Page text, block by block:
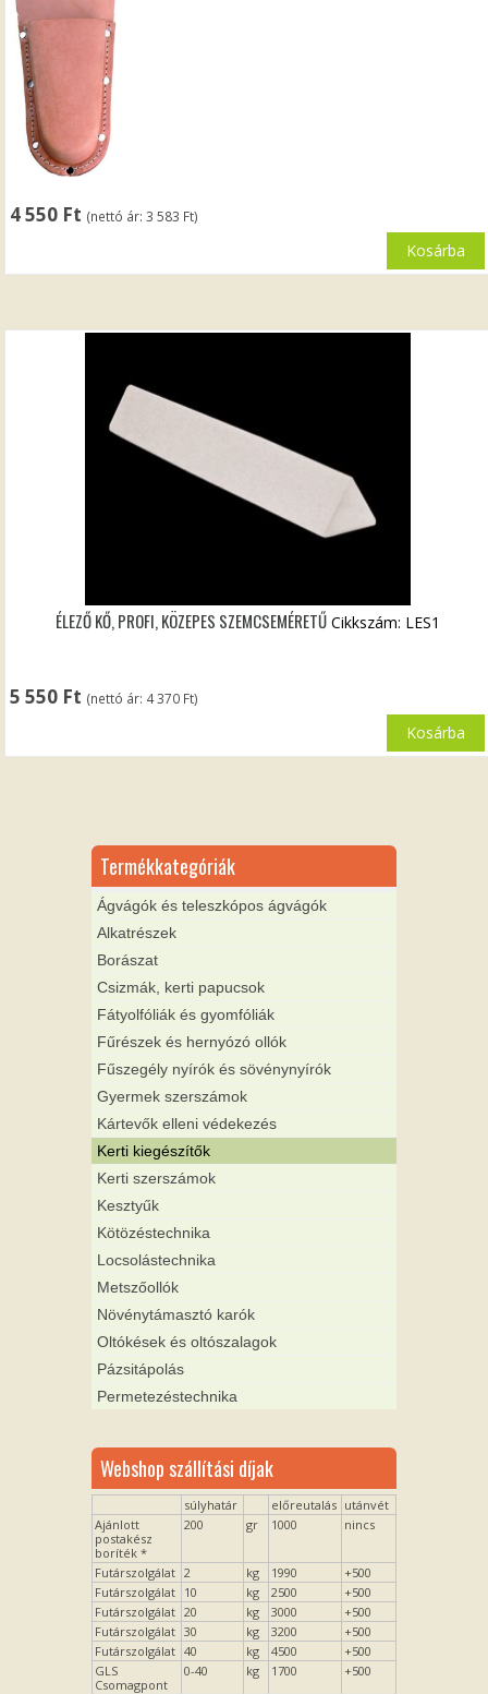
4 550 Ft (nettó ár:3 583 Ft)
Kosárba
ÉLEZŐ KŐ, PROFI, KÖZEPES SZEMCSEMÉRETŰ
5 550 Ft (nettó ár: 4 370 Ft)
Cikkszám: LES1
Kosárba
Termékkategóriák
Ágvágók és teleszkópos ágvágók
Alkatrészek
Borászat
Csizmák, kerti papucsok
Fátyolfóliák és gyomfóliák
Fűrészek és hernyózó ollók
Fűszegély nyírók és sövénynyírók
Gyermek szerszámok
Kártevők elleni védekezés
Kerti kiegészítők
Kerti szerszámok
Kesztyűk
Kötözéstechnika
Locsolástechnika
Metszőollók
Növénytámasztó karók
Oltókések és oltószalagok
Pázsitápolás
Permetezéstechnika
Webshop szállítási díjak
súlyhatár előreutalás utánvét
Ajánlott
postakész
boríték *
200 gr 1000 nincs
Futárszolgálat 2 kg 1990
+500
Futárszolgálat 10 kg 2500
+500
Futárszolgálat 20 kg 3000
+500
Futárszolgálat 30 kg 3200
+500
Futárszolgálat 40 kg 4500
+500
GLS
Csomagpont
0-40 kg 1700 +500